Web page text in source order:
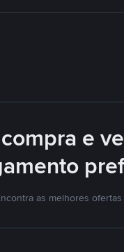
e
as melhores